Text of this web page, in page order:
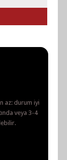
az: durum iyi
veya 3-4